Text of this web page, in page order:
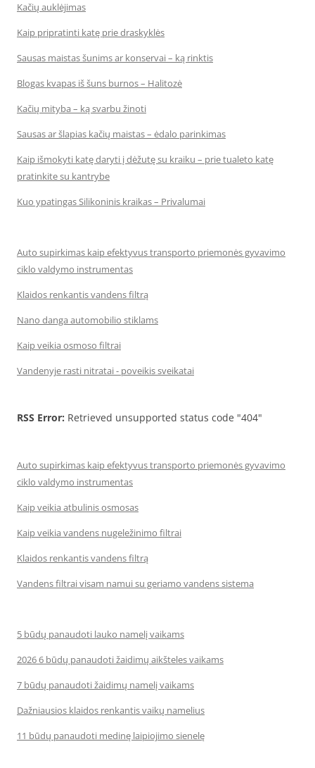
Kačių auklėjimas
Kaip pripratinti katę prie draskyklės
Sausas maistas šunims ar konservai – ką rinktis
Blogas kvapas iš šuns burnos – Halitozė
Kačių mityba – ką svarbu žinoti
Sausas ar šlapias kačių maistas – ėdalo parinkimas
Kaip išmokyti katę daryti į dėžutę su kraiku – prie tualeto katę
pratinkite su kantrybe
Kuo ypatingas Silikoninis kraikas – Privalumai
Auto supirkimas kaip efektyvus transporto priemonės gyvavimo
ciklo valdymo instrumentas
Klaidos renkantis vandens filtrą
Nano danga automobilio stiklams
Kaip veikia osmoso filtrai
Vandenyje rasti nitratai - poveikis sveikatai
RSS Error: Retrieved unsupported status code "404"
Auto supirkimas kaip efektyvus transporto priemonės gyvavimo
ciklo valdymo instrumentas
Kaip veikia atbulinis osmosas
Kaip veikia vandens nugeležinimo filtrai
Klaidos renkantis vandens filtrą
Vandens filtrai visam namui su geriamo vandens sistema
5 būdų panaudoti lauko namelį vaikams
2026 6 būdų panaudoti žaidimų aikšteles vaikams
7 būdų panaudoti žaidimų namelį vaikams
Dažniausios klaidos renkantis vaikų namelius
11 būdų panaudoti medinę laipiojimo sienelę